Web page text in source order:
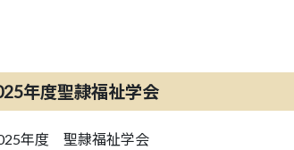
年度聖隷福祉学会
年度 聖隷福祉学会